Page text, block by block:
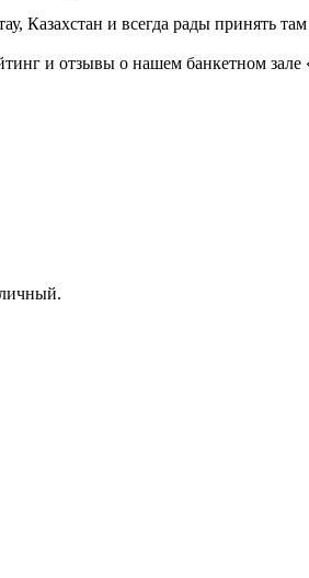
Казахстан и всегда рады принять
и отзывы о нашем банкетном